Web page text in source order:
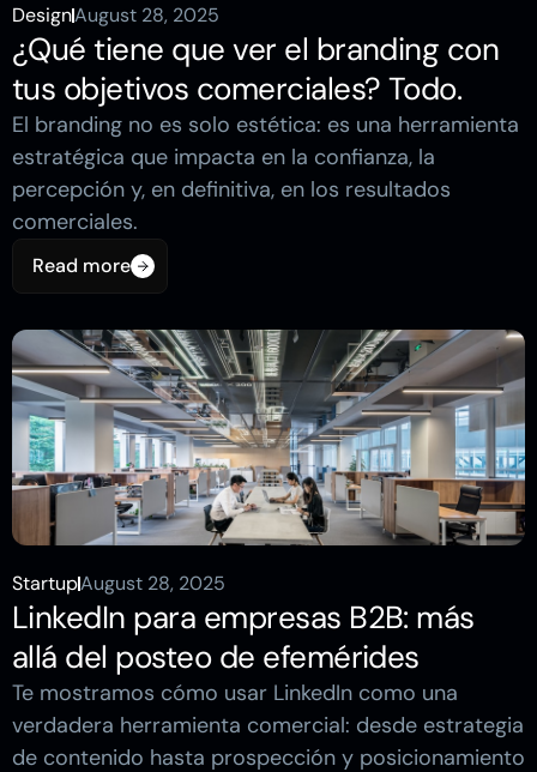
DesignAugust 28, 2025
¿Qué tiene que ver el branding con
tus objetivos comerciales? Todo.
El branding no es solo estética: es una herramienta
estratégica que impacta en la confianza, la
percepción y, en definitiva, en los resultados
comerciales.
Read more
Read more
StartupAugust 28, 2025
LinkedIn para empresas B2B: más
allá del posteo de efemérides
Te mostramos cómo usar LinkedIn como una
verdadera herramienta comercial: desde estrategia
de contenido hasta prospección y posicionamiento